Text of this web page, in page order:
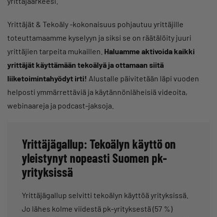
Yrittäjät & Tekoäly -kokonaisuus pohjautuu yrittäjille
toteuttamaamme kyselyyn ja siksi se on räätälöity juuri
yrittäjien tarpeita mukaillen. Haluamme aktivoida kaikki
yrittäjät käyttämään tekoälyä ja ottamaan siitä
liiketoimintahyödyt irti! Alustalle päivitetään läpi vuoden
helposti ymmärrettäviä ja käytännönläheisiä videoita,
webinaareja ja podcast-jaksoja.
Yrittäjägallup: Tekoälyn käyttö on
yleistynyt nopeasti Suomen pk-
yrityksissä
Yrittäjägallup selvitti tekoälyn käyttöä yrityksissä.
Jo lähes kolme viidestä pk-yrityksestä (57 %)